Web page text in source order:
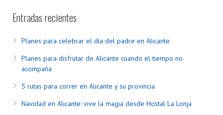
Entradas recientes
Planes para celebrar el día del padre en Alicante
Planes para disfrutar de Alicante cuando el tiempo no
acompaña
5 rutas para correr en Alicante y su provincia
Navidad en Alicante: vive la magia desde Hostal La Lonja